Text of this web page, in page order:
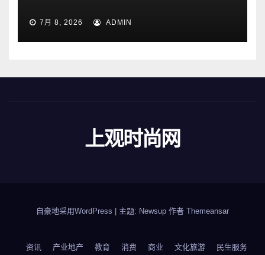
7月 8, 2026 ADMIN
上观时尚网
自豪地采用WordPress 主题: Newsup 作者 Themeansar
资讯 产业地产 教育 消费 商业 文化旅游 民生服务